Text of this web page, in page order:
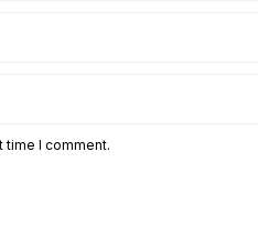
time I comment.